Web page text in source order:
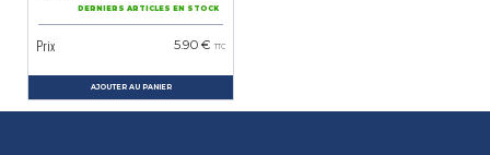
DERNIERS ARTICLES EN STOCK
Prix 5.90 € TTC
AJOUTER AU PANIER